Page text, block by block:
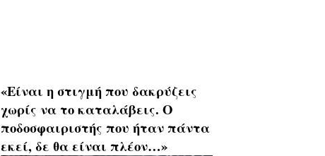
«Είναι η στιγμή που δακρύζεις
χωρίς να το καταλάβεις. Ο
ποδοσφαιριστής που ήταν πάντα
εκεί, δε θα είναι πλέον…»